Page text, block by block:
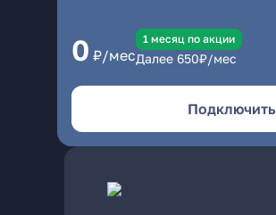
0 ₽/мес
1 месяц по акции
Далее 650₽/мес
Подключить